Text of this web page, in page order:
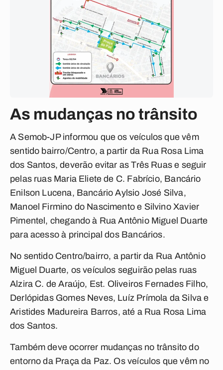
As mudanças no trânsito
A Semob-JP informou que os veículos que vêm
sentido bairro/Centro, a partir da Rua Rosa Lima
dos Santos, deverão evitar as Três Ruas e seguir
pelas ruas Maria Eliete de C. Fabrício, Bancário
Enilson Lucena, Bancário Aylsio José Silva,
Manoel Firmino do Nascimento e Silvino Xavier
Pimentel, chegando à Rua Antônio Miguel Duarte
para acesso à principal dos Bancários.
No sentido Centro/bairro, a partir da Rua Antônio
Miguel Duarte, os veículos seguirão pelas ruas
Alzira C. de Araújo, Est. Oliveiros Fernades Filho,
Derlópidas Gomes Neves, Luíz Prímola da Silva e
Aristides Madureira Barros, até a Rua Rosa Lima
dos Santos.
Também deve ocorrer mudanças no trânsito do
entorno da Praça da Paz. Os veículos que vêm no